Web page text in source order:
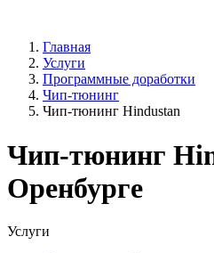
Главная
Услуги
Программные доработки
Чип-тюнинг
Чип-тюнинг Hindustan
Чип-тюнинг
Оренбурге
Услуги